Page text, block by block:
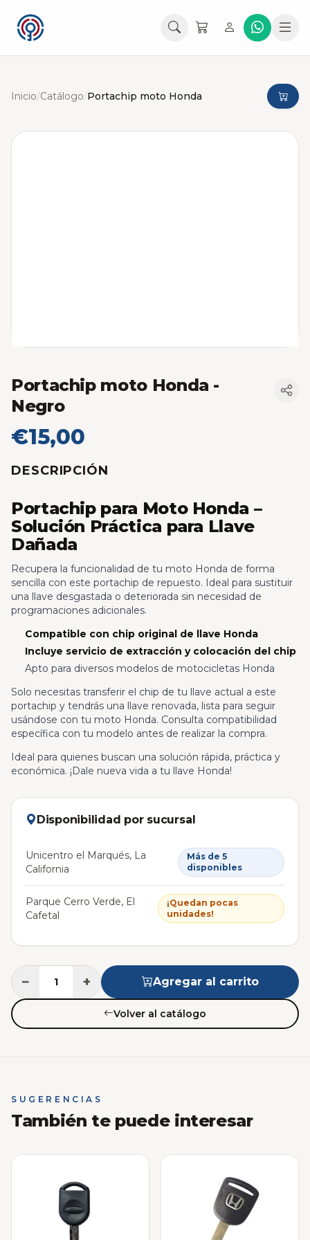
Inicio/Catálogo/Portachip moto Honda
Portachip moto Honda -
Negro
€15,00
DESCRIPCIÓN
Portachip para Moto Honda –
Solución Práctica para Llave
Dañada
Recupera la funcionalidad de tu moto Honda de forma
sencilla con este portachip de repuesto. Ideal para sustituir
una llave desgastada o deteriorada sin necesidad de
programaciones adicionales.
Compatible con chip original de llave Honda
Incluye servicio de extracción y colocación del chip
Apto para diversos modelos de motocicletas Honda
Solo necesitas transferir el chip de tu llave actual a este
portachip y tendrás una llave renovada, lista para seguir
usándose con tu moto Honda. Consulta compatibilidad
específica con tu modelo antes de realizar la compra.
Ideal para quienes buscan una solución rápida, práctica y
económica. ¡Dale nueva vida a tu llave Honda!
Disponibilidad por sucursal
Unicentro el Marqués, La
California
Más de 5
disponibles
Parque Cerro Verde, El
Cafetal
¡Quedan pocas
unidades!
− + Agregar al carrito
Volver al catálogo
SUGERENCIAS
También te puede interesar